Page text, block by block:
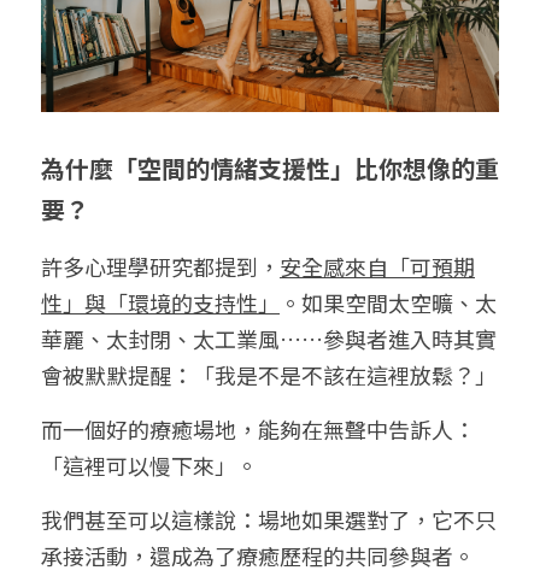
為什麼「空間的情緒支援性」比你想像的重
要？
許多心理學研究都提到， 安全感來自「可預期
性」與「環境的支持性」
。如果空間太空曠、太
華麗、太封閉、太工業風……參與者進入時其實
會被默默提醒：「我是不是不該在這裡放鬆？」
而一個好的療癒場地，能夠在無聲中告訴人：
「這裡可以慢下來」。
我們甚至可以這樣說：場地如果選對了，它不只
承接活動，還成為了療癒歷程的共同參與者。